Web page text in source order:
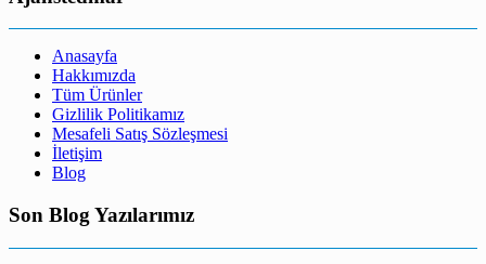
Anasayfa
Hakkımızda
Tüm Ürünler
Gizlilik Politikamız
Mesafeli Satış Sözleşmesi
İletişim
Blog
Son Blog Yazılarımız